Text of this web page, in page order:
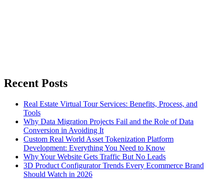
Recent Posts
Real Estate Virtual Tour Services: Benefits, Process, and
Tools
Why Data Migration Projects Fail and the Role of Data
Conversion in Avoiding It
Custom Real World Asset Tokenization Platform
Development: Everything You Need to Know
Why Your Website Gets Traffic But No Leads
3D Product Configurator Trends Every Ecommerce Brand
Should Watch in 2026